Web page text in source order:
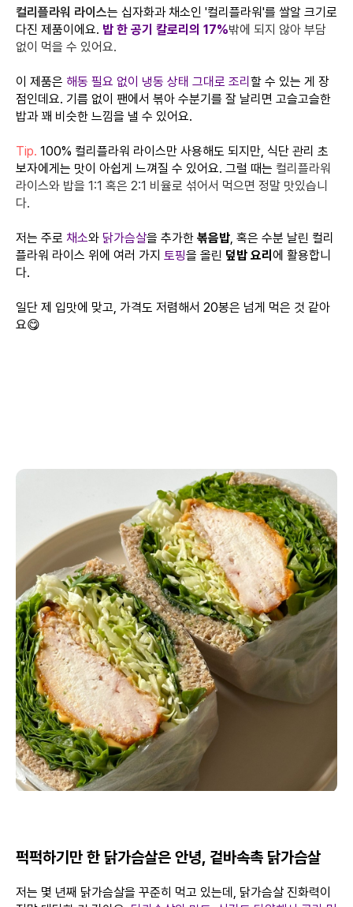
컬리플라워 라이스는 십자화과 채소인 '컬리플라워'를 쌀알 크기로
다진 제품이에요. 밥 한 공기 칼로리의 17%밖에 되지 않아 부담
없이 먹을 수 있어요.
이 제품은 해동 필요 없이 냉동 상태 그대로 조리 할 수 있는 게 장
점인데요. 기름 없이 팬에서 볶아 수분기를 잘 날리면 고슬고슬한
밥과 꽤 비슷한 느낌을 낼 수 있어요.
Tip. 100% 컬리플라워 라이스만 사용해도 되지만, 식단 관리 초
보자에게는 맛이 아쉽게 느껴질 수 있어요. 그럴 때는 컬리플라워
라이스와 밥을 1:1 혹은 2:1 비율로 섞어서 먹으면 정말 맛있습니
다.
저는 주로 채소와 닭가슴살을 추가한 볶음밥, 혹은 수분 날린 컬리
플라워 라이스 위에 여러 가지 토핑을 올린 덮밥 요리 에 활용합니
다.
일단 제 입맛에 맞고, 가격도 저렴해서 20봉은 넘게 먹은 것 같아
요😋
퍽퍽하기만 한 닭가슴살은 안녕, 겉바속촉 닭가슴살
저는 몇 년째 닭가슴살을 꾸준히 먹고 있는데, 닭가슴살 진화력이